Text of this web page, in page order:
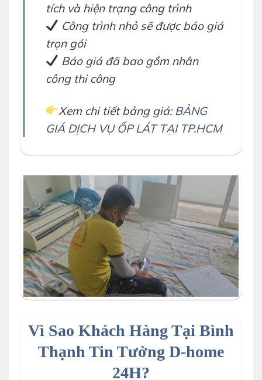
tích và hiện trạng công trình
Công trình nhỏ sẽ được báo giá
trọn gói
Báo giá đã bao gồm nhân
công thi công
Xem chi tiết bảng giá: BẢNG
GIÁ DỊCH VỤ ỐP LÁT TẠI TP.HCM
Vì Sao Khách Hàng Tại Bình
Thạnh Tin Tưởng D-home
24H?